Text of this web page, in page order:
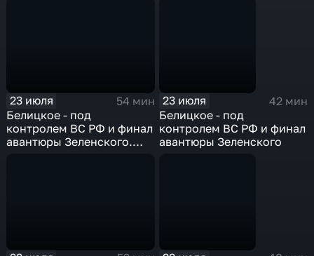
23 июля
54 мин
Белицкое - под
контролем ВС РФ и финал
авантюры Зеленского.
23 июля
42 мин
Белицкое - под
контролем ВС РФ и финал
авантюры Зеленского